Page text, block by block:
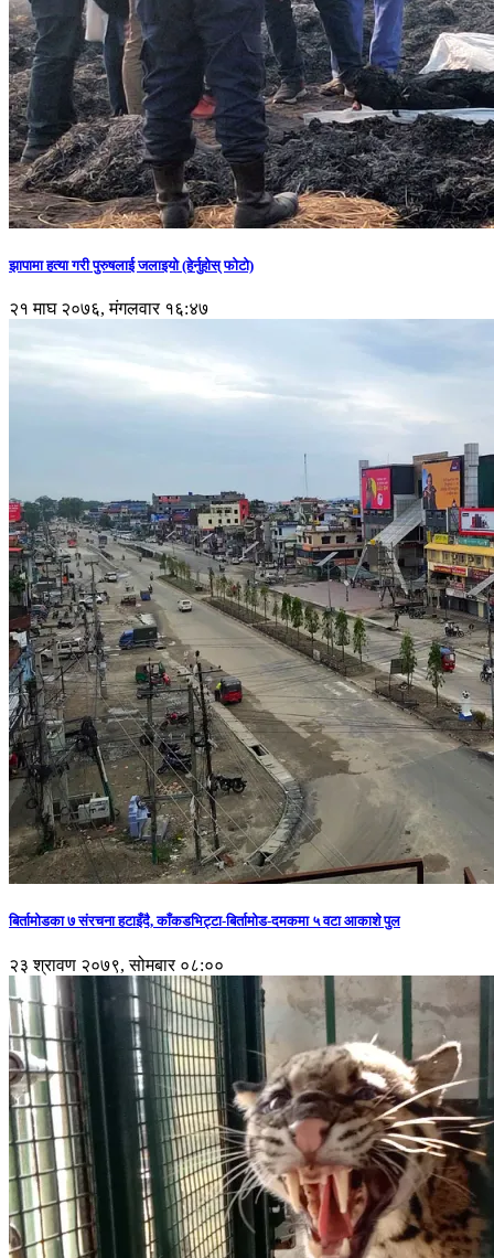
झापामा हत्या गरी पुरुषलाई जलाइयो (हेर्नुहाेस् फाेटाे)
२१ माघ २०७६, मंगलवार १६:४७
बिर्तामोडका ७ संरचना हटाइँदै, काँकडभिट्टा-बिर्तामोड-दमकमा ५ वटा आकाशे पुल
२३ श्रावण २०७९, सोमबार ०८:००